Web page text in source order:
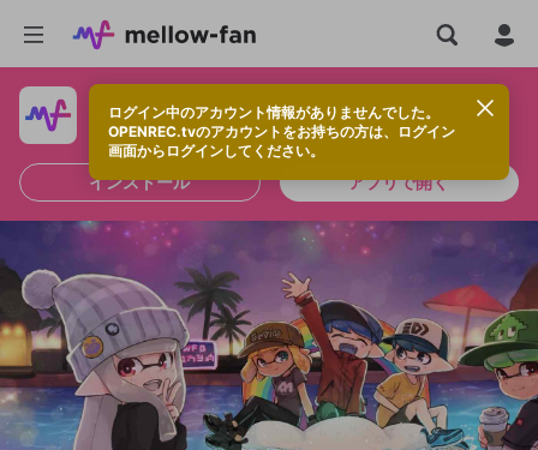
ログイン中のアカウント情報がありませんでした。
OPENREC.tvのアカウントをお持ちの方は、ログイン
画面からログインしてください。
快適に視聴するなら、アプリをインストールしよう！
インストール アプリで開く